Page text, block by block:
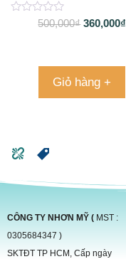
500,000₫ 360,000₫
Giỏ hàng +
CÔNG TY NHƠN MỸ ( MST :
0305684347 )
SKTĐT TP HCM, Cấp ngày